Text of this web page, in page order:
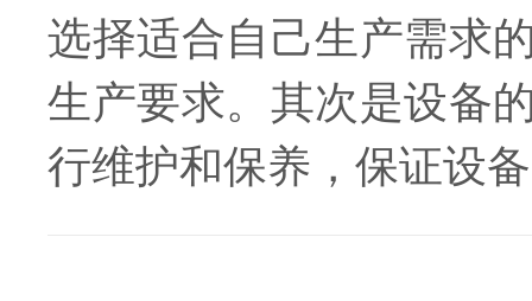
选择适合自己生产需求
生产要求。其次是设备
行维护和保养，保证设